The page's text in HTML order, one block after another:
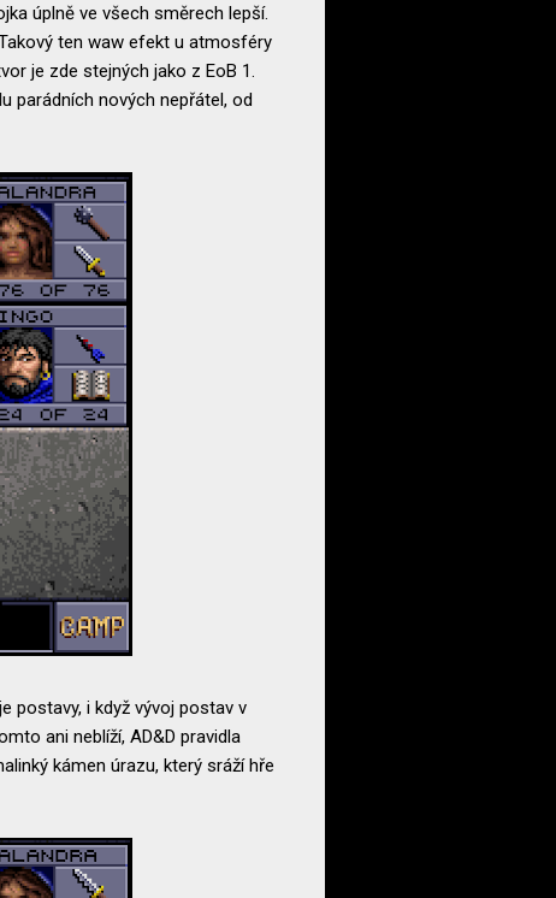
úplně ve všech směrech lepší.
ten waw efekt u atmosféry
je zde stejných jako z EoB 1.
parádních nových nepřátel, od
postavy, i když vývoj postav v
ani neblíží, AD&D pravidla
kámen úrazu, který sráží hře